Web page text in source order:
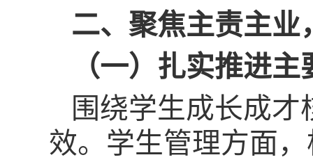
二、聚焦主责主业
（一）扎实推进主
围绕学生成长成
效。学生管理方面